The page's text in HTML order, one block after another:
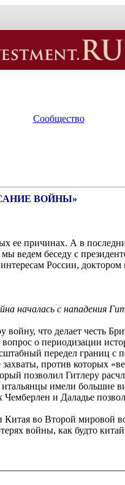
Сообщество
ВОЙНЫ»
ее причинах. А в
ведем беседу с
России,
началась с нападения
войну, что делает честь
о периодизации
передел границ
против которых
позволил Гитлеру
имели большие
и Даладье
Китая во Второй мировой
войны, как будто